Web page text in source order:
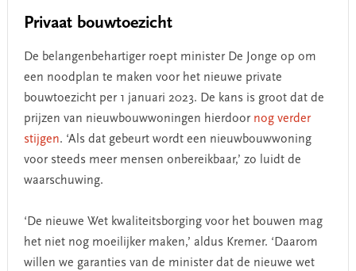
Privaat bouwtoezicht
De belangenbehartiger roept minister De Jonge op om
een noodplan te maken voor het nieuwe private
bouwtoezicht per 1 januari 2023. De kans is groot dat de
prijzen van nieuwbouwwoningen hierdoor nog verder
stijgen. ‘Als dat gebeurt wordt een nieuwbouwwoning
voor steeds meer mensen onbereikbaar,’ zo luidt de
waarschuwing.
‘De nieuwe Wet kwaliteitsborging voor het bouwen mag
het niet nog moeilijker maken,’ aldus Kremer. ‘Daarom
willen we garanties van de minister dat de nieuwe wet